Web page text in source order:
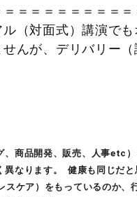
＝＝＝＝＝＝＝＝
（対面式）講演で
んが、デリバリー
商品開発、販売、人事etc）
なります。 健康も同じだと
ケア）をもっているのか、